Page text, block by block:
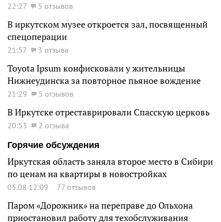
22:27 5 отзывов
В иркутском музее откроется зал, посвященный
спецоперации
21:57 3 отзыва
Toyota Ipsum конфисковали у жительницы
Нижнеудинска за повторное пьяное вождение
21:29 5 отзывов
В Иркутске отреставрировали Спасскую церковь
20:53
2 отзыва
Горячие обсуждения
Иркутская область заняла второе место в Сибири
по ценам на квартиры в новостройках
05.08 12:09 77 отзывов
Паром «Дорожник» на переправе до Ольхона
приостановил работу для техобслуживания